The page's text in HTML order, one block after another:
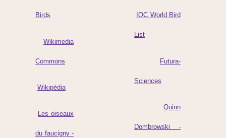
Birds
Wikimedia
Commons
Wikipédia
Les oiseaux
du faucigny -
IOC World Bird
List
Futura-
Sciences
Quinn
Dombrowski -